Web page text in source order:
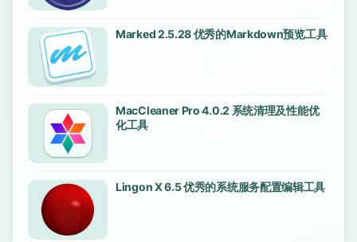
Marked 2.5.28 优秀的Markdown预览工具
MacCleaner Pro 4.0.2 系统清理及性能优
化工具
Lingon X 6.5 优秀的系统服务配置编辑工具